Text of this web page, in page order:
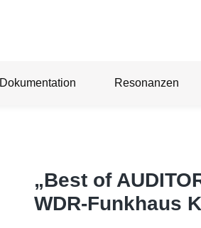
Dokumentation Resonanzen
„Best of
WDR-Funkhaus